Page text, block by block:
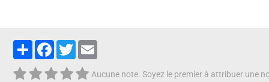
PartagerFacebook
Twitter
Aucune note. Soyez le premier à attribuer une